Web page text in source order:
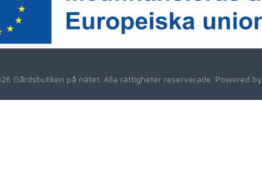
Gårdsbutiken på nätet. Alla rättigheter reserverade. Powered by